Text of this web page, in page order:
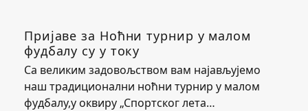
Пријаве за Ноћни турнир у малом
фудбалу су у току
Са великим задовољством вам најављујемо
наш традиционални ноћни турнир у малом
фудбалу,у оквиру „Спортског лета…